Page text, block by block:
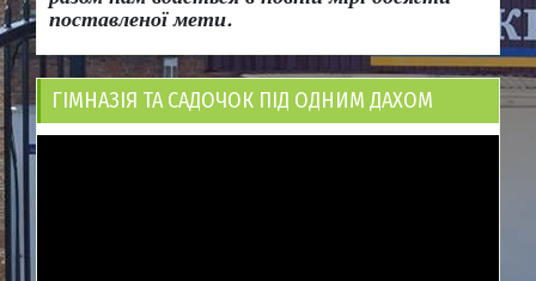
поставленої мети.
ГІМНАЗІЯ ТА САДОЧОК ПІД ОДНИМ ДАХОМ